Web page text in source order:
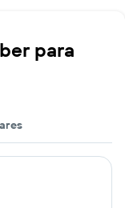
para